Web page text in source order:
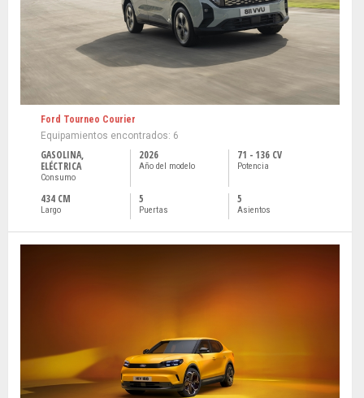
Ford Tourneo Courier
Equipamientos encontrados: 6
GASOLINA,
ELÉCTRICA
Consumo
2026
Año del modelo
71 - 136 CV
Potencia
434 CM
Largo
5
Puertas
5
Asientos